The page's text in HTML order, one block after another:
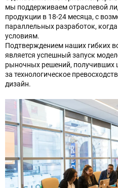
мы поддерживаем отраслевой
продукции в 18-24 месяца, с
параллельных разработок,
условиям.
Подтверждением наших гибких
является успешный запуск
рыночных решений, получивших
за технологическое
дизайн.